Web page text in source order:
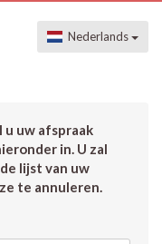
Nederlands
u uw afspraak
in. U zal
lijst van uw
te annuleren.